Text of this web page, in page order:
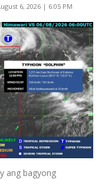
6, 2026 | 6:05 PM
ang bagyong